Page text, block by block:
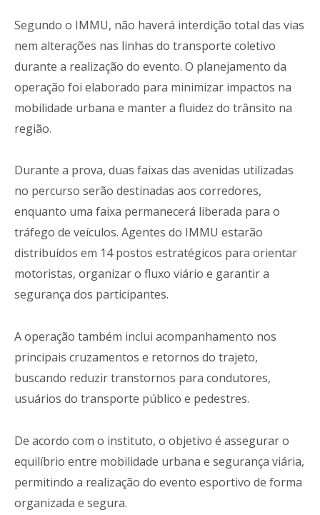
Segundo o IMMU, não haverá interdição total das vias
nem alterações nas linhas do transporte coletivo
durante a realização do evento. O planejamento da
operação foi elaborado para minimizar impactos na
mobilidade urbana e manter a fluidez do trânsito na
região.
Durante a prova, duas faixas das avenidas utilizadas
no percurso serão destinadas aos corredores,
enquanto uma faixa permanecerá liberada para o
tráfego de veículos. Agentes do IMMU estarão
distribuídos em 14 postos estratégicos para orientar
motoristas, organizar o fluxo viário e garantir a
segurança dos participantes.
A operação também inclui acompanhamento nos
principais cruzamentos e retornos do trajeto,
buscando reduzir transtornos para condutores,
usuários do transporte público e pedestres.
De acordo com o instituto, o objetivo é assegurar o
equilíbrio entre mobilidade urbana e segurança viária,
permitindo a realização do evento esportivo de forma
organizada e segura.